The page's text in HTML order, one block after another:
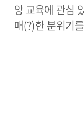
앙 교육에 관심
매(?)한 분위기